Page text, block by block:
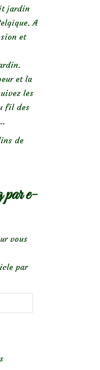
jardin
A
et
et la
les
fil des
de
par e-
vous
par